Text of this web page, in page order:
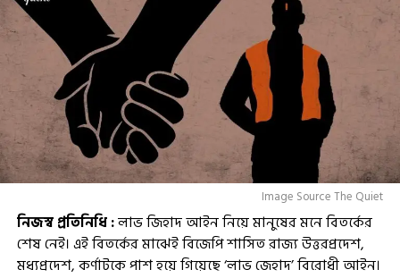
Image Source The Quiet
নিজস্ব প্রতিনিধি :লাভ জিহাদ আইন নিয়ে মানুষের মনে বিতর্কের
শেষ নেই। এই বিতর্কের মাঝেই বিজেপি শাসিত রাজ্য উত্তরপ্রদেশ,
মধ্যপ্রদেশ, কর্ণাটকে পাশ হয়ে গিয়েছে ‘লাভ জেহাদ’ বিরোধী আইন।